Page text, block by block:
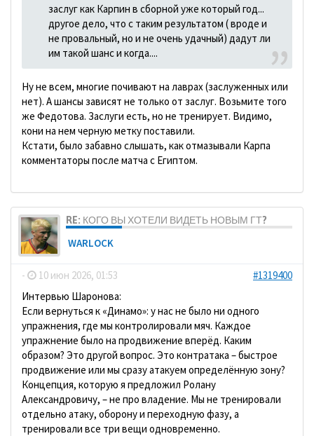
заслуг как Карпин в сборной уже который год...
другое дело, что с таким результатом ( вроде и
не провальный, но и не очень удачный) дадут ли
им такой шанс и когда....
Ну не всем, многие почивают на лаврах (заслуженных или
нет). А шансы зависят не только от заслуг. Возьмите того
же Федотова. Заслуги есть, но не тренирует. Видимо,
кони на нем черную метку поставили.
Кстати, было забавно слышать, как отмазывали Карпа
комментаторы после матча с Египтом.
RE: КОГО ВЫ ХОТЕЛИ ВИДЕТЬ НОВЫМ ГТ?
WARLOCK
- 10 июн 2026, 01:53
#1319400
Интервью Шаронова:
Если вернуться к «Динамо»: у нас не было ни одного
упражнения, где мы контролировали мяч. Каждое
упражнение было на продвижение вперёд. Каким
образом? Это другой вопрос. Это контратака – быстрое
продвижение или мы сразу атакуем определённую зону?
Концепция, которую я предложил Ролану
Александровичу, – не про владение. Мы не тренировали
отдельно атаку, оборону и переходную фазу, а
тренировали все три вещи одновременно.